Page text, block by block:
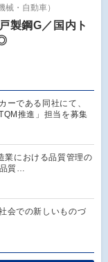
・自動車）
製鋼G／国内ト
ーである同社にて、
推進」担当を募集
業における品質管理の
質…
会での新しいものづ